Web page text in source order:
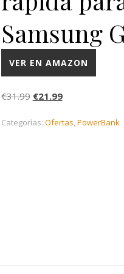
Samsung
VER EN AMAZON
€31.99 El precio original era:
€21.99El precio actual
Categorías: Ofertas,PowerBank